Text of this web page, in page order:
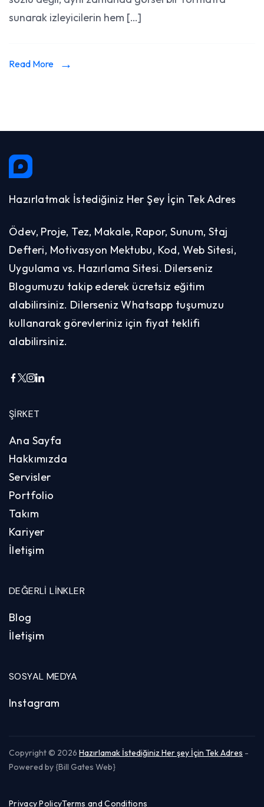
sunarak izleyicilerin hem […]
Read More
Hazırlatmak İstediğiniz Her Şey İçin Tek Adres
Ödev, Proje, Tez, Makale, Rapor, Sunum, Staj
Defteri, Motivasyon Mektubu, Kod, Web Sitesi,
Uygulama vs. Hazırlama Sitesi. Dilerseniz
Blogumuzu takip ederek ücretsiz eğitim
alabilirsiniz. Dilerseniz Whatsapp tuşumuzu
kullanarak görevleriniz için fiyat teklifi
alabilirsiniz.
ŞIRKET
Ana Sayfa
Hakkımızda
Servisler
Portfolio
Takım
Kariyer
İletişim
DEĞERLI LINKLER
Blog
İletişim
SOSYAL MEDYA
Instagram
Copyright © 2026 Hazırlamak İstediğiniz Her şey İçin Tek Adres -
Powered by {Bill Gates Web}
Privacy PolicyTerms and Conditions